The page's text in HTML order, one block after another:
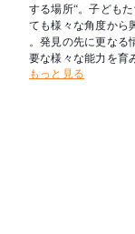
する場所“。子ども
ても様々な角度から
。発見の先に更なる
要な様々な能力を育
を楽しみながらぐん
もっと見る